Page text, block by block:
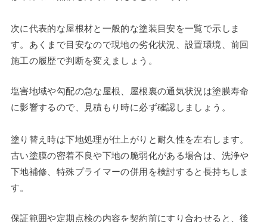
次に代表的な屋根材と一般的な塗装目安を一覧で示しま
す。あくまで目安なので現地の劣化状況、設置環境、前回
施工の履歴で判断を変えましょう。
塩害地域や勾配の急な屋根、屋根裏の通気状況は塗膜寿命
に影響するので、見積もり時に必ず確認しましょう。
塗り替え時は下地処理が仕上がりと耐久性を左右します。
古い塗膜の密着不良や下地の脆弱化がある場合は、洗浄や
下地補修、特殊プライマーの併用を検討すると長持ちしま
す。
保証範囲や定期点検の内容を契約前にすり合わせると、後